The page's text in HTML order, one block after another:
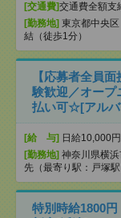
[交通費]交通費全額支
[勤務地] 東京都中央
結（徒歩1分）
【応募者全員
験歓迎／オープ
払い可☆[アル
[給 与] 日給10,000
[勤務地] 神奈川県横
先（最寄り駅：戸塚駅
特別時給1800